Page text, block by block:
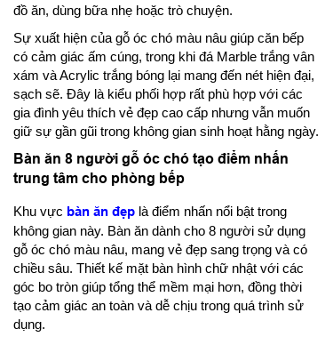
đồ ăn, dùng bữa nhẹ hoặc trò chuyện.
Sự xuất hiện của gỗ óc chó màu nâu giúp căn bếp
có cảm giác ấm cúng, trong khi đá Marble trắng vân
xám và Acrylic trắng bóng lại mang đến nét hiện đại,
sạch sẽ. Đây là kiểu phối hợp rất phù hợp với các
gia đình yêu thích vẻ đẹp cao cấp nhưng vẫn muốn
giữ sự gần gũi trong không gian sinh hoạt hằng ngày.
Bàn ăn 8 người gỗ óc chó tạo điểm nhấn
trung tâm cho phòng bếp
Khu vực bàn ăn đẹp là điểm nhấn nổi bật trong
không gian này. Bàn ăn dành cho 8 người sử dụng
gỗ óc chó màu nâu, mang vẻ đẹp sang trọng và có
chiều sâu. Thiết kế mặt bàn hình chữ nhật với các
góc bo tròn giúp tổng thể mềm mại hơn, đồng thời
tạo cảm giác an toàn và dễ chịu trong quá trình sử
dụng.